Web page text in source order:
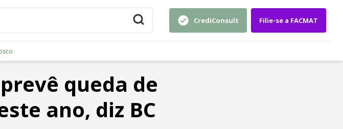
CrediConsult Filie-se a FACMAT
queda de
ano, diz BC